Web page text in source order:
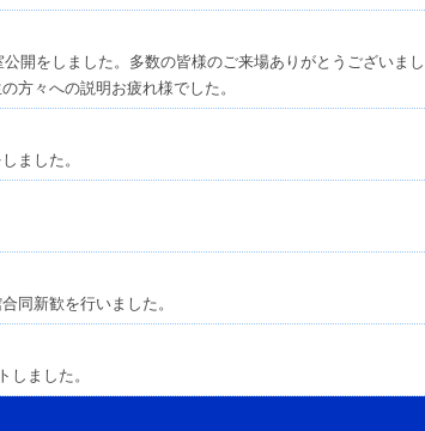
開をしました。多数の皆様のご来場ありがとうございまし
方々への説明お疲れ様でした。
ました。
同新歓を行いました。
しました。